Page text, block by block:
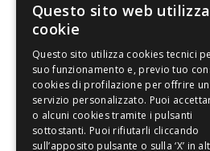
FACEBOOK
Questo sito web utilizza
cookie